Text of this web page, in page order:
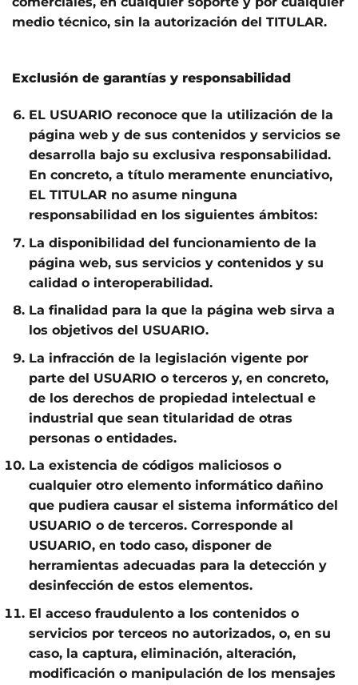
medio técnico, sin la autorización del TITULAR.
Exclusión de garantías y responsabilidad
EL USUARIO reconoce que la utilización de la
página web y de sus contenidos y servicios se
desarrolla bajo su exclusiva responsabilidad.
En concreto, a título meramente enunciativo,
EL TITULAR no asume ninguna
responsabilidad en los siguientes ámbitos:
La disponibilidad del funcionamiento de la
página web, sus servicios y contenidos y su
calidad o interoperabilidad.
La finalidad para la que la página web sirva a
los objetivos del USUARIO.
La infracción de la legislación vigente por
parte del USUARIO o terceros y, en concreto,
de los derechos de propiedad intelectual e
industrial que sean titularidad de otras
personas o entidades.
La existencia de códigos maliciosos o
cualquier otro elemento informático dañino
que pudiera causar el sistema informático del
USUARIO o de terceros. Corresponde al
USUARIO, en todo caso, disponer de
herramientas adecuadas para la detección y
desinfección de estos elementos.
El acceso fraudulento a los contenidos o
servicios por terceos no autorizados, o, en su
caso, la captura, eliminación, alteración,
modificación o manipulación de los mensajes